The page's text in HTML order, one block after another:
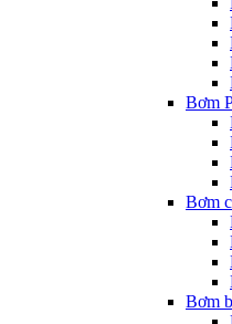
Bơm
Bơm
Bơm